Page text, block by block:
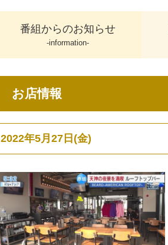
番組からのお知らせ
-information-
お店情報
2022年5月27日(金)